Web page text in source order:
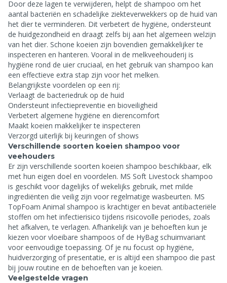
Door deze lagen te verwijderen, helpt de shampoo om het
aantal bacteriën en schadelijke ziekteverwekkers op de huid van
het dier te verminderen. Dit verbetert de hygiëne, ondersteunt
de huidgezondheid en draagt zelfs bij aan het algemeen welzijn
van het dier. Schone koeien zijn bovendien gemakkelijker te
inspecteren en hanteren. Vooral in de melkveehouderij is
hygiëne rond de uier cruciaal, en het gebruik van shampoo kan
een effectieve extra stap zijn voor het melken.
Belangrijkste voordelen op een rij:
Verlaagt de bacteriedruk op de huid
Ondersteunt infectiepreventie en bioveiligheid
Verbetert algemene hygiëne en dierencomfort
Maakt koeien makkelijker te inspecteren
Verzorgd uiterlijk bij keuringen of shows
Verschillende soorten koeien shampoo voor
veehouders
Er zijn verschillende soorten koeien shampoo beschikbaar, elk
met hun eigen doel en voordelen. MS Soft Livestock shampoo
is geschikt voor dagelijks of wekelijks gebruik, met milde
ingrediënten die veilig zijn voor regelmatige wasbeurten. MS
TopFoam Animal shampoo is krachtiger en bevat antibacteriële
stoffen om het infectierisico tijdens risicovolle periodes, zoals
het afkalven, te verlagen. Afhankelijk van je behoeften kun je
kiezen voor vloeibare shampoos of de HyBag schuimvariant
voor eenvoudige toepassing. Of je nu focust op hygiëne,
huidverzorging of presentatie, er is altijd een shampoo die past
bij jouw routine en de behoeften van je koeien.
Veelgestelde vragen